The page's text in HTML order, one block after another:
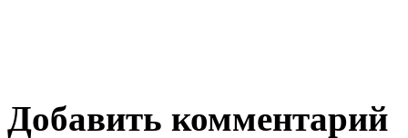
Добавить комментарий